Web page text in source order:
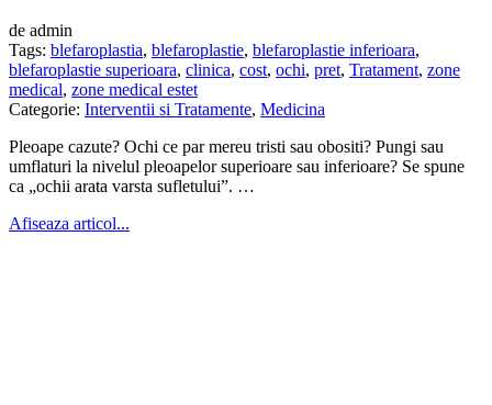
de admin
Tags: blefaroplastia, blefaroplastie, blefaroplastie inferioara,
blefaroplastie superioara, clinica, cost, ochi, pret, Tratament, zone
medical, zone medical estet
Categorie: Interventii si Tratamente, Medicina
Pleoape cazute? Ochi ce par mereu tristi sau obositi? Pungi sau
umflaturi la nivelul pleoapelor superioare sau inferioare? Se spune
ca „ochii arata varsta sufletului”. …
Afiseaza articol...